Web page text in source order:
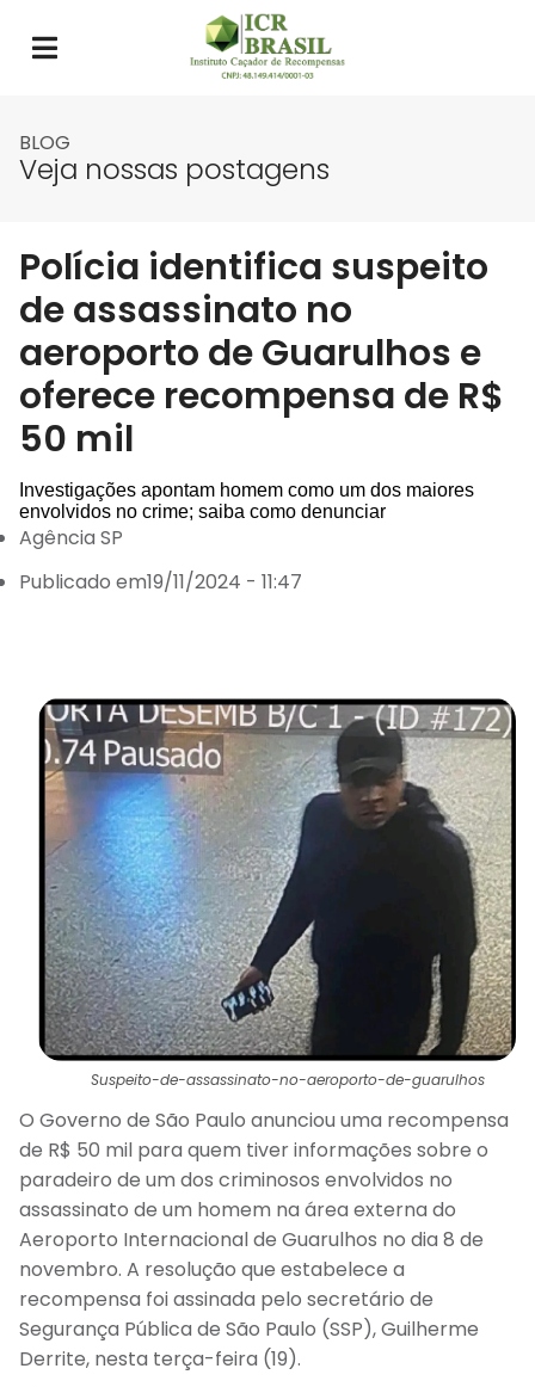
BLOG
Veja nossas postagens
Polícia identifica suspeito
de assassinato no
aeroporto de Guarulhos e
oferece recompensa de R$
50 mil
Investigações apontam homem como um dos maiores
envolvidos no crime; saiba como denunciar
Agência SP
Publicado em19/11/2024 - 11:47
Suspeito-de-assassinato-no-aeroporto-de-guarulhos
O Governo de São Paulo anunciou uma recompensa
de R$ 50 mil para quem tiver informações sobre o
paradeiro de um dos criminosos envolvidos no
assassinato de um homem na área externa do
Aeroporto Internacional de Guarulhos no dia 8 de
novembro. A resolução que estabelece a
recompensa foi assinada pelo secretário de
Segurança Pública de São Paulo (SSP), Guilherme
Derrite, nesta terça-feira (19).